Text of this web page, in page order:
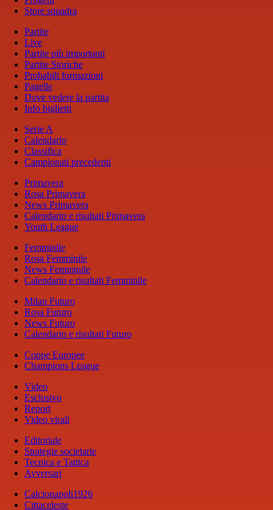
Store squadra
Partite
Live
Partite più importanti
Partite Storiche
Probabili formazioni
Pagelle
Dove vedere la partita
Info biglietti
Serie A
Calendario
Classifica
Campionati precedenti
Primavera
Rosa Primavera
News Primavera
Calendario e risultati Primavera
Youth League
Femminile
Rosa Femminile
News Femminile
Calendario e risultati Femminile
Milan Futuro
Rosa Futuro
News Futuro
Calendario e risultati Futuro
Coppe Europee
Champions League
Video
Esclusivo
Report
Video virali
Editoriale
Strategie societarie
Tecnica e Tattica
Avversari
Calcionapoli1926
Cittaceleste